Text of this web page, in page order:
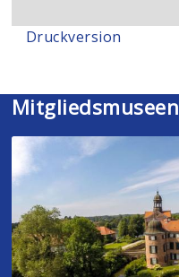
Druckversion
Mitgliedsmuseen